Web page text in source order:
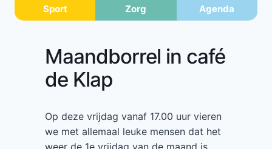
Sport Zorg Agenda
Maandborrel in café
de Klap
Op deze vrijdag vanaf 17.00 uur vieren
we met allemaal leuke mensen dat het
weer de 1e vrijdag van de maand is.